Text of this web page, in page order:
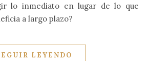
lo inmediato en lugar de lo que
a largo plazo?
LEYENDO